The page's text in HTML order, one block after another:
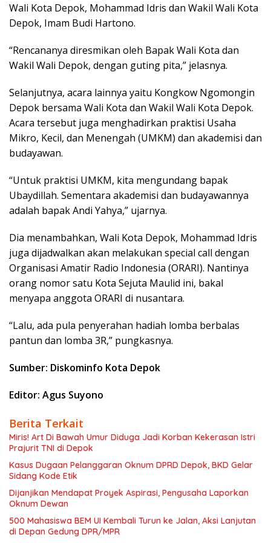
Wali Kota Depok, Mohammad Idris dan Wakil Wali Kota
Depok, Imam Budi Hartono.
“Rencananya diresmikan oleh Bapak Wali Kota dan
Wakil Wali Depok, dengan guting pita,” jelasnya.
Selanjutnya, acara lainnya yaitu Kongkow Ngomongin
Depok bersama Wali Kota dan Wakil Wali Kota Depok.
Acara tersebut juga menghadirkan praktisi Usaha
Mikro, Kecil, dan Menengah (UMKM) dan akademisi dan
budayawan.
“Untuk praktisi UMKM, kita mengundang bapak
Ubaydillah. Sementara akademisi dan budayawannya
adalah bapak Andi Yahya,” ujarnya.
Dia menambahkan, Wali Kota Depok, Mohammad Idris
juga dijadwalkan akan melakukan special call dengan
Organisasi Amatir Radio Indonesia (ORARI). Nantinya
orang nomor satu Kota Sejuta Maulid ini, bakal
menyapa anggota ORARI di nusantara.
“Lalu, ada pula penyerahan hadiah lomba berbalas
pantun dan lomba 3R,” pungkasnya.
Sumber: Diskominfo Kota Depok
Editor: Agus Suyono
Berita Terkait
Miris! Art Di Bawah Umur Diduga Jadi Korban Kekerasan Istri
Prajurit TNI di Depok
Kasus Dugaan Pelanggaran Oknum DPRD Depok, BKD Gelar
Sidang Kode Etik
Dijanjikan Mendapat Proyek Aspirasi, Pengusaha Laporkan
Oknum Dewan
500 Mahasiswa BEM UI Kembali Turun ke Jalan, Aksi Lanjutan
di Depan Gedung DPR/MPR